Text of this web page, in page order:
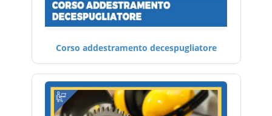
Corso addestramento decespugliatore